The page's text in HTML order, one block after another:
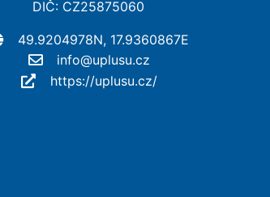
DIČ: CZ25875060
49.9204978N, 17.9360867E
info@uplusu.cz
https://uplusu.cz/